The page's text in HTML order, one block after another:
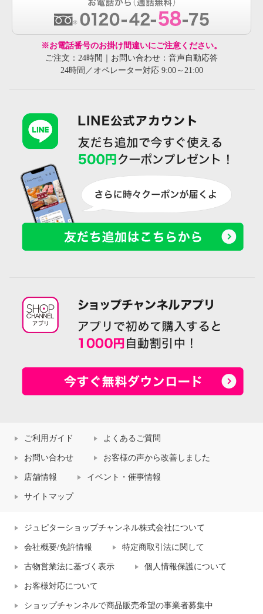
※お電話番号のお掛け間違いにご注意ください。
ご注文：24時間｜お問い合わせ：音声自動応答
24時間／オペレーター対応 9:00～21:00
ご利用ガイド よくあるご質問
お問い合わせ お客様の声から改善しました
店舗情報 イベント・催事情報
サイトマップ
ジュピターショップチャンネル株式会社について
会社概要/免許情報 特定商取引法に関して
古物営業法に基づく表示 個人情報保護について
お客様対応について
ショップチャンネルで商品販売希望の事業者募集中